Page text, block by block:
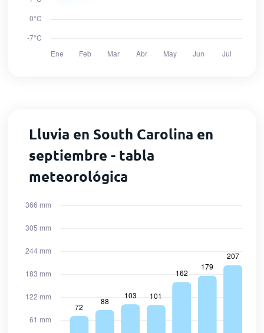
Lluvia en South Carolina en
septiembre - tabla
meteorológica